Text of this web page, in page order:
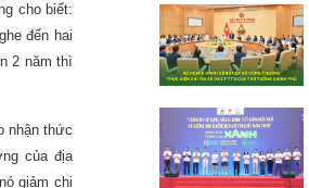
cho biết:
đến hai
2 năm thì
nhận thức
của địa
giảm chi